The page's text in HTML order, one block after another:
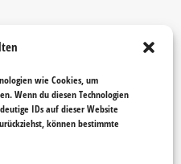
wie Cookies, um
Wenn du diesen Technologien
IDs auf dieser Website
können bestimmte